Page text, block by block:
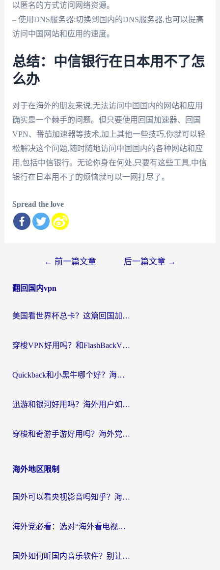
以匿名的方式访问网络资源。
– 使用DNS服务器:切换到国内的DNS服务器,也可以提高
访问中国网站和应用的速度。
总结：中信银行在日本用不了怎
么办
对于在海外的朋友来说,无法访问中国国内的网站和应用
确实是一个棘手的问题。但只要使用回国加速器、回国
VPN、番茄加速器等技术,加上其他一些技巧,你就可以轻
松解决这个问题,随时随地访问中国国内的各种网站和应
用,包括中信银行。无论你身在何处,只要有这些工具,中信
银行在日本用不了的烦恼就可以一网打尽了。
Spread the love
导
← 前一篇文章 后一篇文章 →
翻回国内vpn
美国看世界杯总卡？这篇回国加速器指南帮你无缝刷国内资源（附苹果手机VPN设置步骤）
穿梭VPN好用吗？和FlashBackVPN对比哪个回国效果更好？
Quickback和小黑牛哪个好？海外党亲测指南，选对回国加速器秒回国内
迅游和银河好用吗？海外用户如何选择回国加速器实现无缝访问国内资源
穿梭和奇游手游好用吗？海外党亲测3款回国加速器，附蜜蜂加速器七天试用攻略
海外地区限制
国外可以看央视影音吗知乎？海外党亲测有效的回国加速方案
海外党必看：选对“海外看电视剧软件”，再也不用愁国内剧刷不了
国外如何听国内音乐软件？别让地域限制，断了你的中文歌单